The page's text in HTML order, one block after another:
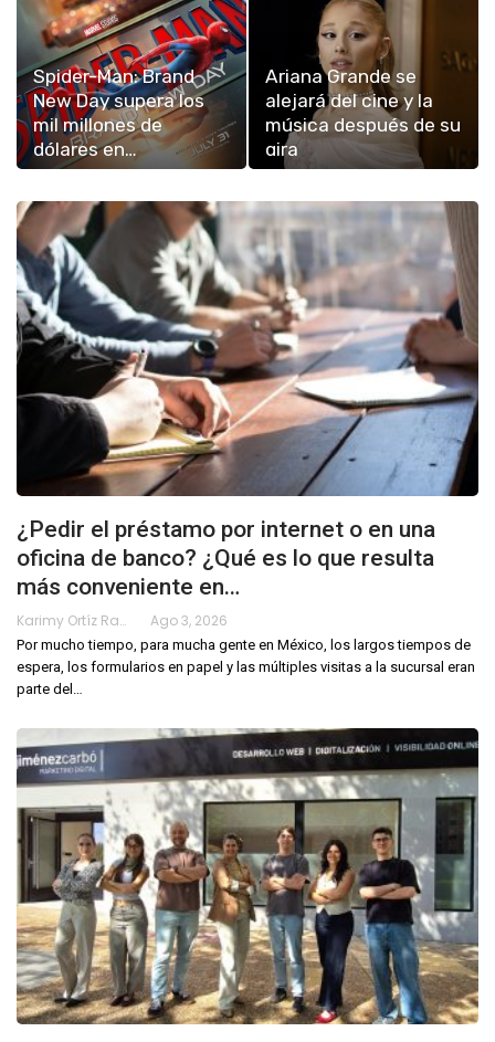
Spider-Man: Brand
New Day supera los
mil millones de
dólares en…
Ariana Grande se
alejará del cine y la
música después de su
gira
¿Pedir el préstamo por internet o en una
oficina de banco? ¿Qué es lo que resulta
más conveniente en…
Karimy Ortíz Ramos Ago 3, 2026
Por mucho tiempo, para mucha gente en México, los largos tiempos de
espera, los formularios en papel y las múltiples visitas a la sucursal eran
parte del …